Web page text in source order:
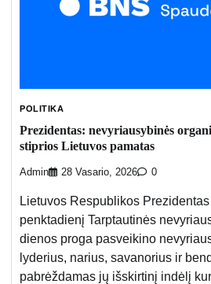
POLITIKA
Prezidentas: nevyriausybinės
stiprios Lietuvos pamatas
Admin 28 Vasario, 2026 0
Lietuvos Respublikos
penktadienį Tarptautinės
dienos proga pasveikino
lyderius, narius, savanorius ir
pabrėždamas jų išskirtinį indėlį